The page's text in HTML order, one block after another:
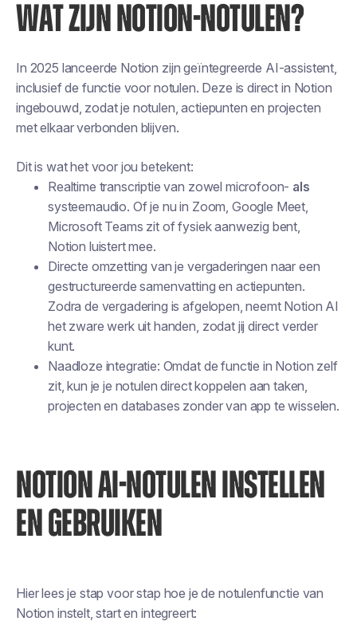
WAT ZIJN NOTION-NOTULEN?
In 2025 lanceerde Notion zijn geïntegreerde AI-assistent,
inclusief de functie voor notulen. Deze is direct in Notion
ingebouwd, zodat je notulen, actiepunten en projecten
met elkaar verbonden blijven.
Dit is wat het voor jou betekent:
Realtime transcriptie van zowel microfoon- als
systeemaudio. Of je nu in Zoom, Google Meet,
Microsoft Teams zit of fysiek aanwezig bent,
Notion luistert mee.
Directe omzetting van je vergaderingen naar een
gestructureerde samenvatting en actiepunten.
Zodra de vergadering is afgelopen, neemt Notion AI
het zware werk uit handen, zodat jij direct verder
kunt.
Naadloze integratie: Omdat de functie in Notion zelf
zit, kun je je notulen direct koppelen aan taken,
projecten en databases zonder van app te wisselen.
NOTION AI-NOTULEN INSTELLEN
EN GEBRUIKEN
Hier lees je stap voor stap hoe je de notulenfunctie van
Notion instelt, start en integreert: